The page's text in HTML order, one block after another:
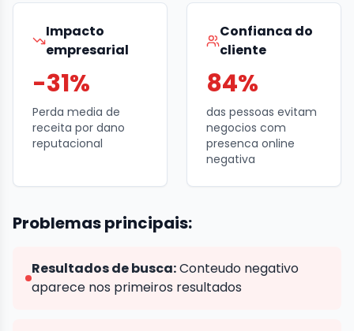
Impacto
empresarial
-31%
Perda media de
receita por dano
reputacional
Confianca do
cliente
84%
das pessoas evitam
negocios com
presenca online
negativa
Problemas principais:
Resultados de busca:Conteudo negativo
aparece nos primeiros resultados